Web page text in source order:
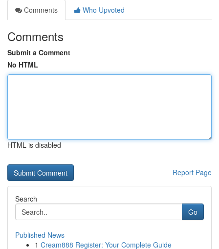
Comments
Who Upvoted
Comments
Submit a Comment
No HTML
HTML is disabled
Report Page
Search
Go
Published News
1 Cream888 Register: Your Complete Guide